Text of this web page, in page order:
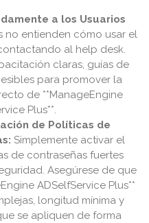
a los Usuarios
no entienden cómo usar el
al help desk.
claras, guías de
para promover la
de **ManageEngine
Plus**.
de Políticas de
Simplemente activar el
de contraseñas fuertes
Asegúrese de que
ADSelfService Plus**
longitud mínima y
se apliquen de forma